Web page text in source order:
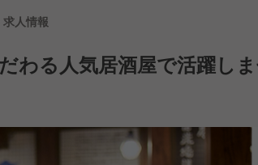
人情報
わる人気居酒屋で活躍し